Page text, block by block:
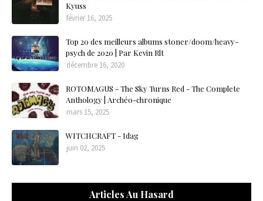
Kyuss
février 16, 2025
Top 20 des meilleurs albums stoner/doom/heavy-
psych de 2020 | Par Kevin Rlt
décembre 16, 2020
ROTOMAGUS - The Sky Turns Red - The Complete
Anthology | Archéo-chronique
mars 15, 2025
WITCHCRAFT - Idag
juin 02, 2025
Articles Au Hasard